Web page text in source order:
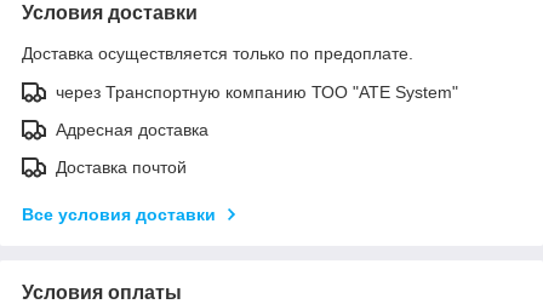
Условия доставки
Доставка осуществляется только по предоплате.
через Транспортную компанию ТОО "ATE System"
Адресная доставка
Доставка почтой
Все условия доставки
Условия оплаты